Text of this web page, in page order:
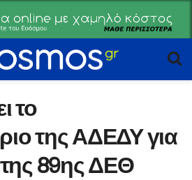
το
της ΑΔΕΔΥ για
της 89ης ΔΕΘ